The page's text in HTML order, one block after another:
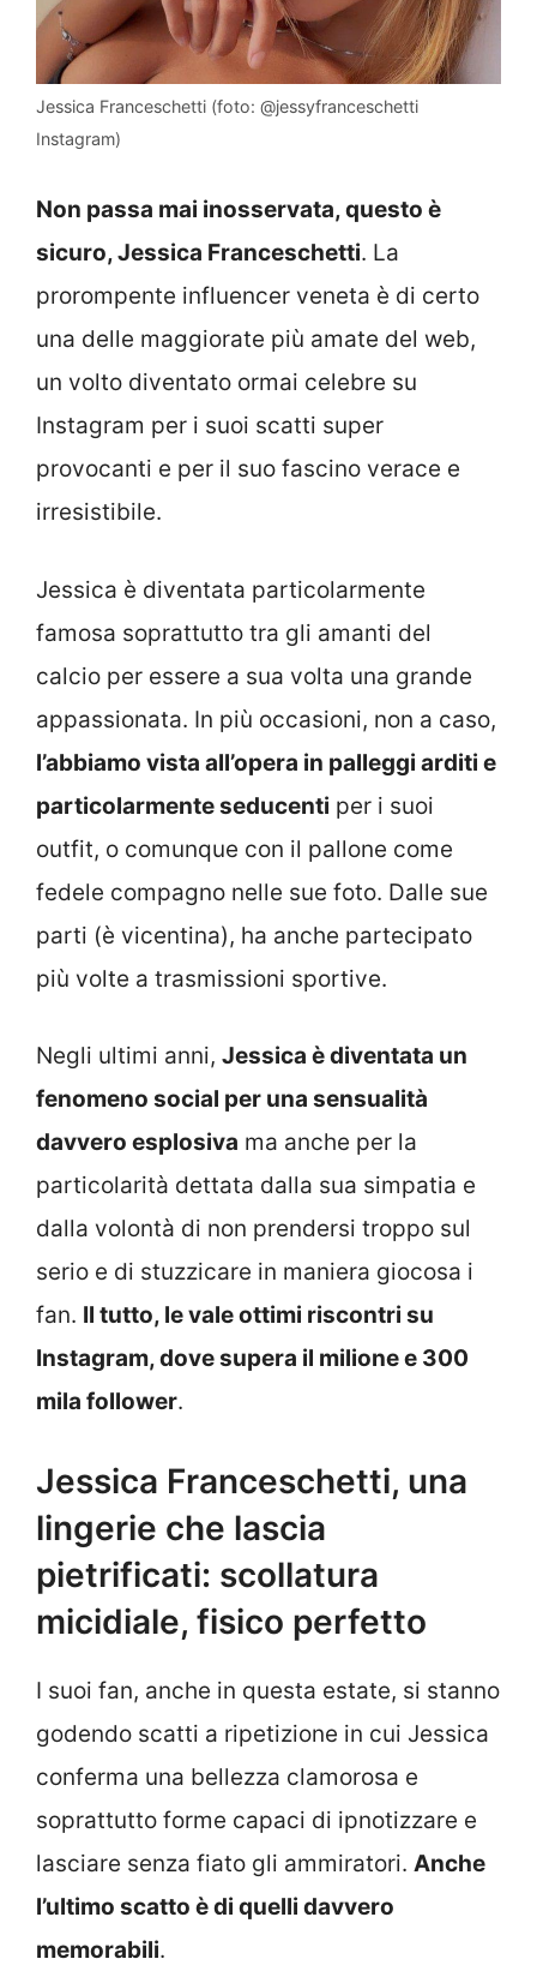
Jessica Franceschetti (foto: @jessyfranceschetti
Instagram)
Non passa mai inosservata, questo è
sicuro, Jessica Franceschetti. La
prorompente influencer veneta è di certo
una delle maggiorate più amate del web,
un volto diventato ormai celebre su
Instagram per i suoi scatti super
provocanti e per il suo fascino verace e
irresistibile.
Jessica è diventata particolarmente
famosa soprattutto tra gli amanti del
calcio per essere a sua volta una grande
appassionata. In più occasioni, non a caso,
l’abbiamo vista all’opera in palleggi arditi e
particolarmente seducenti per i suoi
outfit, o comunque con il pallone come
fedele compagno nelle sue foto. Dalle sue
parti (è vicentina), ha anche partecipato
più volte a trasmissioni sportive.
Negli ultimi anni, Jessica è diventata un
fenomeno social per una sensualità
davvero esplosiva ma anche per la
particolarità dettata dalla sua simpatia e
dalla volontà di non prendersi troppo sul
serio e di stuzzicare in maniera giocosa i
fan. Il tutto, le vale ottimi riscontri su
Instagram, dove supera il milione e 300
mila follower.
Jessica Franceschetti, una
lingerie che lascia
pietrificati: scollatura
micidiale, fisico perfetto
I suoi fan, anche in questa estate, si stanno
godendo scatti a ripetizione in cui Jessica
conferma una bellezza clamorosa e
soprattutto forme capaci di ipnotizzare e
lasciare senza fiato gli ammiratori. Anche
l’ultimo scatto è di quelli davvero
memorabili.